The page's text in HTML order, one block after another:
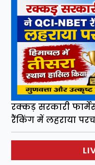
रक्कड़ सरकारी
रैंकिंग में लहराया